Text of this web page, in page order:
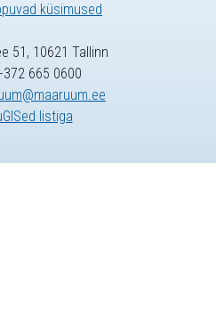
küsimused
51, 10621 Tallinn
665 0600
listiga